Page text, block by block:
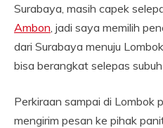
Surabaya, masih capek
Ambon , jadi saya memilih
dari Surabaya menuju
bisa berangkat selepas
Perkiraan sampai di Lombok
mengirim pesan ke pihak